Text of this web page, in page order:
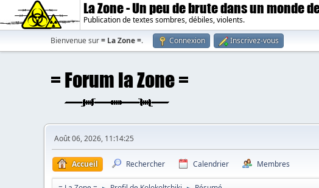
La Zone - Un peu de brute dans un monde
Publication de textes sombres, débiles, violents.
Bienvenue sur= La Zone =. Connexion Inscrivez-vous
Août 06, 2026, 11:14:25
Accueil Rechercher Calendrier Membres